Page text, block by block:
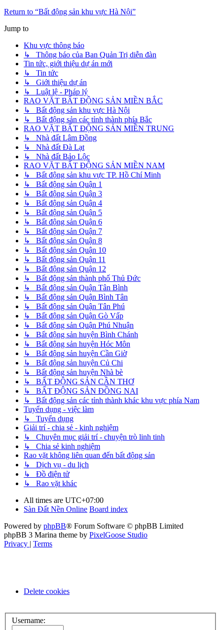
Return to “Bất động sản khu vực Hà Nội”
Jump to
Khu vực thông báo
↳ Thông báo của Ban Quản Trị diễn đàn
Tin tức, giới thiệu dự án mới
↳ Tin tức
↳ Giới thiệu dự án
↳ Luật lệ - Pháp lý
RAO VẶT BẤT ĐỘNG SẢN MIỀN BẮC
↳ Bất động sản khu vực Hà Nội
↳ Bất động sản các tỉnh thành phía Bắc
RAO VẶT BẤT ĐỘNG SẢN MIỀN TRUNG
↳ Nhà đất Lâm Đồng
↳ Nhà đất Đà Lạt
↳ Nhà đất Bảo Lộc
RAO VẶT BẤT ĐỘNG SẢN MIỀN NAM
↳ Bất động sản khu vực TP. Hồ Chí Minh
↳ Bất động sản Quận 1
↳ Bất động sản Quận 3
↳ Bất động sản Quận 4
↳ Bất động sản Quận 5
↳ Bất động sản Quận 6
↳ Bất động sản Quận 7
↳ Bất động sản Quận 8
↳ Bất động sản Quận 10
↳ Bất động sản Quận 11
↳ Bất động sản Quận 12
↳ Bất động sản thành phố Thủ Đức
↳ Bất động sản Quận Tân Bình
↳ Bất động sản Quận Bình Tân
↳ Bất động sản Quận Tân Phú
↳ Bất động sản Quận Gò Vấp
↳ Bất động sản Quận Phú Nhuận
↳ Bất động sản huyện Bình Chánh
↳ Bất động sản huyện Hóc Môn
↳ Bất động sản huyện Cần Giờ
↳ Bất động sản huyện Củ Chi
↳ Bất động sản huyện Nhà bè
↳ BẤT ĐỘNG SẢN CẦN THƠ
↳ BẤT ĐỘNG SẢN ĐỒNG NAI
↳ Bất động sản các tỉnh thành khác khu vực phía Nam
Tuyển dụng - việc làm
↳ Tuyển dụng
Giải trí - chia sẻ - kinh nghiệm
↳ Chuyên mục giải trí - chuyện trò linh tinh
↳ Chia sẻ kinh nghiệm
Rao vặt không liên quan đến bất động sản
↳ Dịch vụ - du lịch
↳ Đồ điện tử
↳ Rao vặt khác
All times are UTC+07:00
Sàn Đất Nền Online Board index
Powered by phpBB® Forum Software © phpBB Limited
phpBB 3 Marina theme by PixelGoose Studio
Privacy | Terms
Delete cookies
Username: